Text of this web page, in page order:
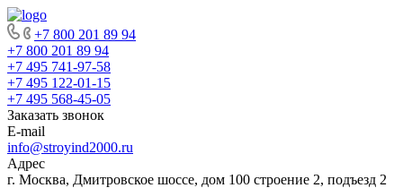
+7 800 201 89 94
+7 800 201 89 94
+7 495 741-97-58
+7 495 122-01-15
+7 495 568-45-05
Заказать звонок
E-mail
info@stroyind2000.ru
Адрес
г. Москва, Дмитровское шоссе, дом 100 строение 2, подъезд 2